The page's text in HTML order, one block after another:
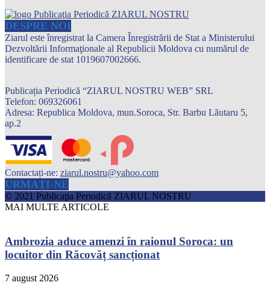
DESPRE NOI
Ziarul este înregistrat la Camera Înregistrării de Stat a Ministerului
Dezvoltării Informaţionale al Republicii Moldova cu numărul de
identificare de stat 1019607002666.
Publicația Periodică “ZIARUL NOSTRU WEB” SRL
Telefon: 069326061
Adresa: Republica Moldova, mun.Soroca, Str. Barbu Lăutaru 5,
ap.2
Contactați-ne: ziarul.nostru@yahoo.com
URMAȚI-NE
© 2021 Publicaţia Periodică ZIARUL NOSTRU
MAI MULTE ARTICOLE
Ambrozia aduce amenzi în raionul Soroca: un
locuitor din Răcovăț sancționat
7 august 2026